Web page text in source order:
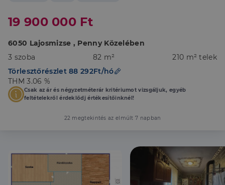
19 900 000 Ft
6050 Lajosmizse , Penny Közelében
3 szoba
82 m²
210 m² telek
Törlesztőrészlet 88 292Ft/hó
THM 3.06 %
Csak az ár és négyzetméterár kritériumot vizsgáljuk, egyéb
feltételekről érdeklődj értékesítőinknél!
22 megtekintés az elmúlt 7 napban